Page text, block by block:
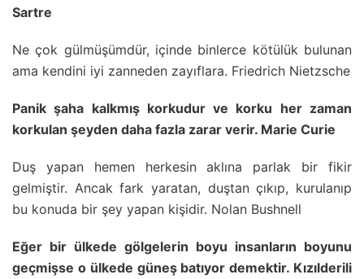
Sartre
Ne çok gülmüşümdür, içinde binlerce kötülük bulunan
ama kendini iyi zanneden zayıflara. Friedrich Nietzsche
Panik şaha kalkmış korkudur ve korku her zaman
korkulan şeyden daha fazla zarar verir. Marie Curie
Duş yapan hemen herkesin aklına parlak bir fikir
gelmiştir. Ancak fark yaratan, duştan çıkıp, kurulanıp
bu konuda bir şey yapan kişidir. Nolan Bushnell
Eğer bir ülkede gölgelerin boyu insanların boyunu
geçmişse o ülkede güneş batıyor demektir. Kızılderili